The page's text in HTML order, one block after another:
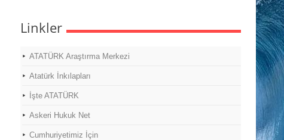
Linkler
ATATÜRK Araştırma Merkezi
Atatürk İnkılapları
İşte ATATÜRK
Askeri Hukuk Net
Cumhuriyetimiz İçin